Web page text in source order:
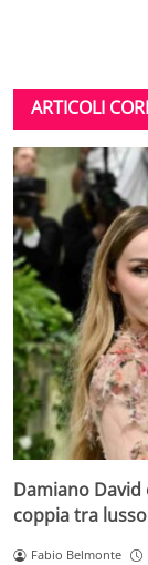
ARTICOLI
Damiano
coppia tra
Fabio Belmonte